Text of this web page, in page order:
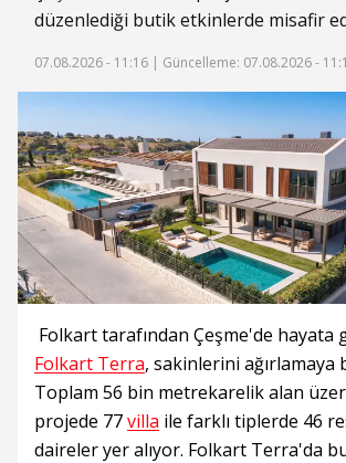
düzenlediği butik etkinlerde misafir
07.08.2026 - 11:16 | Güncelleme: 07.08.2026 -
Folkart tarafından Çeşme'de hayata
Folkart Terra, sakinlerini ağırlamaya
Toplam 56 bin metrekarelik alan
projede 77villa ile farklı tiplerde 46
daireler yer alıyor. Folkart Terra'da